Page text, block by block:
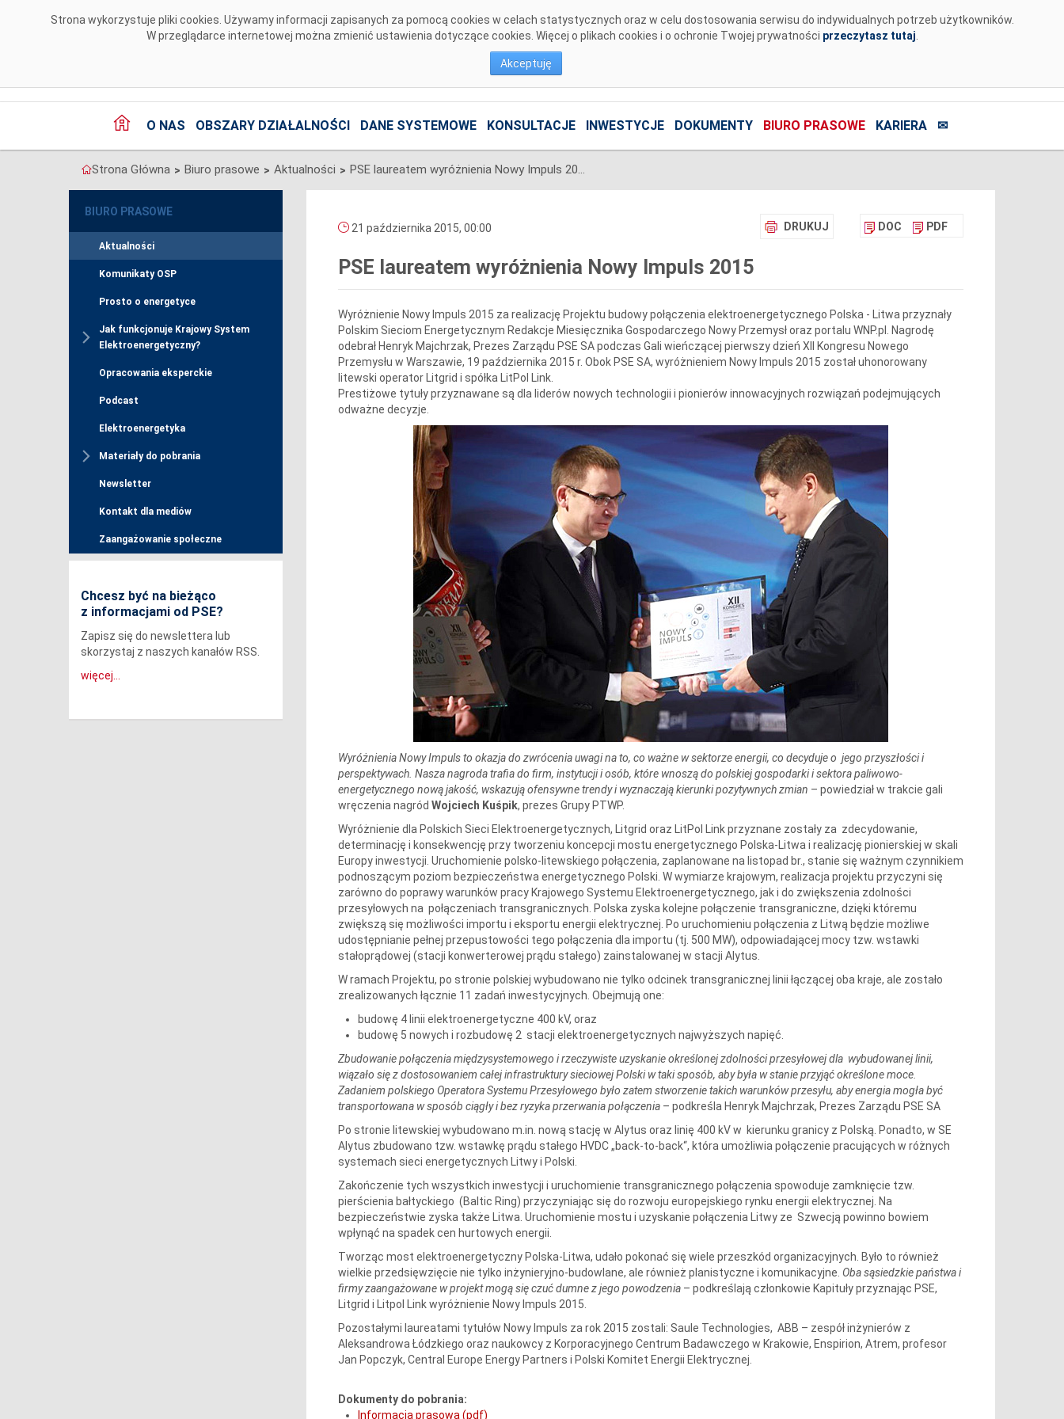
Strona wykorzystuje pliki cookies. Używamy informacji zapisanych za pomocą cookies w celach statystycznych oraz w celu dostosowania serwisu do indywidualnych potrzeb użytkowników.
W przeglądarce internetowej można zmienić ustawienia dotyczące cookies. Więcej o plikach cookies i o ochronie Twojej prywatności przeczytasz tutaj
Akceptuję
O NAS OBSZARY DZIAŁALNOŚCI DANE SYSTEMOWE KONSULTACJE INWESTYCJE DOKUMENTY BIURO PRASOWE KARIERA ✉
Strona Główna > Biuro prasowe > Aktualności > PSE laureatem wyróżnienia Nowy Impuls 2015
BIURO PRASOWE
Aktualności
Komunikaty OSP
Prosto o energetyce
Jak funkcjonuje Krajowy System
Elektroenergetyczny?
Opracowania eksperckie
Podcast
Elektroenergetyka
Materiały do pobrania
Newsletter
Kontakt dla mediów
Zaangażowanie społeczne
Chcesz być na bieżąco
z informacjami od PSE?
Zapisz się do newslettera lub
skorzystaj z naszych kanałów RSS.
więcej...
DRUKUJ DOC PDF
21 października 2015, 00:00
PSE laureatem wyróżnienia Nowy Impuls 2015
Wyróżnienie Nowy Impuls 2015 za realizację Projektu budowy połączenia elektroenergetycznego Polska - Litwa przyznały
Polskim Sieciom Energetycznym Redakcje Miesięcznika Gospodarczego Nowy Przemysł oraz portalu WNP.pl. Nagrodę
odebrał Henryk Majchrzak, Prezes Zarządu PSE SA podczas Gali wieńczącej pierwszy dzień XII Kongresu Nowego
Przemysłu w Warszawie, 19 października 2015 r. Obok PSE SA, wyróżnieniem Nowy Impuls 2015 został uhonorowany
litewski operator Litgrid i spółka LitPol Link.
Prestiżowe tytuły przyznawane są dla liderów nowych technologii i pionierów innowacyjnych rozwiązań podejmujących
odważne decyzje.
Wyróżnienia Nowy Impuls to okazja do zwrócenia uwagi na to, co ważne w sektorze energii, co decyduje o jego przyszłości i
perspektywach. Nasza nagroda trafia do firm, instytucji i osób, które wnoszą do polskiej gospodarki i sektora paliwowo-
energetycznego nową jakość, wskazują ofensywne trendy iwyznaczają kierunki pozytywnych zmian – powiedział w trakcie gali
wręczenia nagród Wojciech Kuśpik, prezes Grupy PTWP.
Wyróżnienie dla Polskich Sieci Elektroenergetycznych, Litgrid oraz LitPol Link przyznane zostały za zdecydowanie,
determinację i konsekwencję przy tworzeniu koncepcji mostu energetycznego Polska-Litwa i realizację pionierskiej w skali
Europy inwestycji. Uruchomienie polsko-litewskiego połączenia, zaplanowane na listopad br., stanie się ważnym czynnikiem
podnoszącym poziom bezpieczeństwa energetycznego Polski. W wymiarze krajowym, realizacja projektu przyczyni się
zarówno do poprawy warunków pracy Krajowego Systemu Elektroenergetycznego, jak i do zwiększenia zdolności
przesyłowych na połączeniach transgranicznych. Polska zyska kolejne połączenie transgraniczne, dzięki któremu
zwiększą się możliwości importu i eksportu energii elektrycznej. Po uruchomieniu połączenia z Litwą będzie możliwe
udostępnianie pełnej przepustowości tego połączenia dla importu (tj. 500 MW), odpowiadającej mocy tzw. wstawki
stałoprądowej (stacji konwerterowej prądu stałego) zainstalowanej w stacji Alytus.
W ramach Projektu, po stronie polskiej wybudowano nie tylko odcinek transgranicznej linii łączącej oba kraje, ale zostało
zrealizowanych łącznie 11 zadań inwestycyjnych. Obejmują one:
budowę 4 linii elektroenergetyczne 400 kV, oraz
budowę 5 nowych i rozbudowę 2 stacji elektroenergetycznych najwyższych napięć.
Zbudowanie połączenia międzysystemowego i rzeczywiste uzyskanie określonej zdolności przesyłowej dla wybudowanej linii,
wiązało się z dostosowaniem całej infrastruktury sieciowej Polski w taki sposób, aby była w stanie przyjąć określone moce.
Zadaniem polskiego Operatora Systemu Przesyłowego było zatem stworzenie takich warunków przesyłu, aby energia mogła być
transportowana w sposób ciągły i bez ryzyka przerwania połączenia– podkreśla Henryk Majchrzak, Prezes Zarządu PSE SA
Po stronie litewskiej wybudowano m.in. nową stację w Alytus oraz linię 400 kV w kierunku granicy z Polską. Ponadto, w SE
Alytus zbudowano tzw. wstawkę prądu stałego HVDC „back-to-back“, która umożliwia połączenie pracujących w różnych
systemach sieci energetycznych Litwy i Polski.
Zakończenie tych wszystkich inwestycji i uruchomienie transgranicznego połączenia spowoduje zamknięcie tzw.
pierścienia bałtyckiego (Baltic Ring) przyczyniając się do rozwoju europejskiego rynku energii elektrycznej. Na
bezpieczeństwie zyska także Litwa. Uruchomienie mostu i uzyskanie połączenia Litwy ze Szwecją powinno bowiem
wpłynąć na spadek cen hurtowych energii.
Tworząc most elektroenergetyczny Polska-Litwa, udało pokonać się wiele przeszkód organizacyjnych. Było to również
wielkie przedsięwzięcie nie tylko inżynieryjno-budowlane, ale również planistyczne i komunikacyjne. Oba sąsiedzkie państwa i
firmy zaangażowane w projekt mogą się czuć dumne z jego powodzenia– podkreślają członkowie Kapituły przyznając PSE,
Litgrid i Litpol Link wyróżnienie Nowy Impuls 2015.
Pozostałymi laureatami tytułów Nowy Impuls za rok 2015 zostali: Saule Technologies, ABB – zespół inżynierów z
Aleksandrowa Łódzkiego oraz naukowcy z Korporacyjnego Centrum Badawczego w Krakowie, Enspirion, Atrem, profesor
Jan Popczyk, Central Europe Energy Partners i Polski Komitet Energii Elektrycznej.
Dokumenty do pobrania:
Informacja prasowa (pdf)